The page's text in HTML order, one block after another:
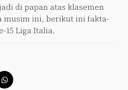
di papan atas klasemen
musim ini, berikut ini fakta-
15 Liga Italia.